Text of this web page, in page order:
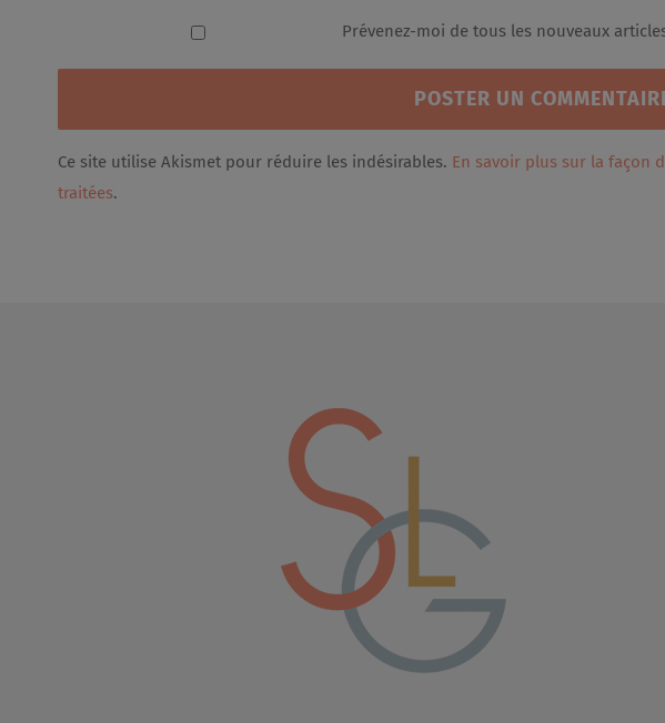
Prévenez-moi de tous les nouveaux
Ce site utilise Akismet pour réduire les indésirables. En savoir plus sur la façon
traitées.